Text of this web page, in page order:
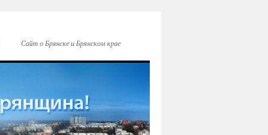
Сайт о Брянске и Брянском крае